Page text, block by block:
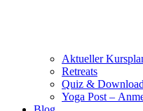
Aktueller
Retreats
Quiz &
Yoga Post –